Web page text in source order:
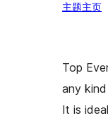
主题主页
Top
any
It is